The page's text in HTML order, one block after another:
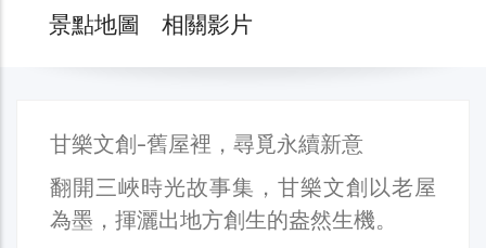
景點地圖
相關影片
甘樂文創-舊屋裡，尋覓永續新意
翻開三峽時光故事集，甘樂文創以老屋
為墨，揮灑出地方創生的盎然生機。